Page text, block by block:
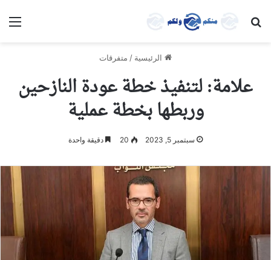
بحث عن
الرئيسية / متفرقات
علامة: لتنفيذ خطة عودة النازحين
وربطها بخطة عملية
سبتمبر 5, 2023 20 دقيقة واحدة